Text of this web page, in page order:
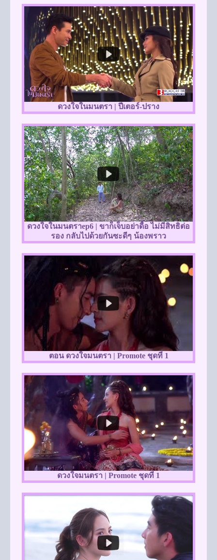
ดวงใจในมนตรา | ปีเตอร์-ปราง
ดวงใจในมนตราep6 | ขาก็เจ็บอย่าดื้อ ไม่มีสิทธิต่อ
รอง กลับไปด้วยกันซะดีๆ น้องพราว
ตอน ดวงใจมนตรา | Promote ชุดที่ 1
ดวงใจมนตรา | Promote ชุดที่ 1